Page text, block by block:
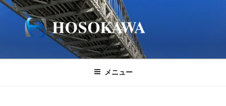
コ
メニュー